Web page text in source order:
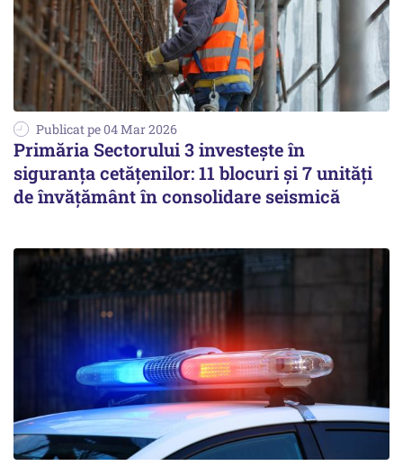
Publicat pe 04 Mar 2026
Primăria Sectorului 3 investește în
siguranța cetățenilor: 11 blocuri și 7 unități
de învățământ în consolidare seismică